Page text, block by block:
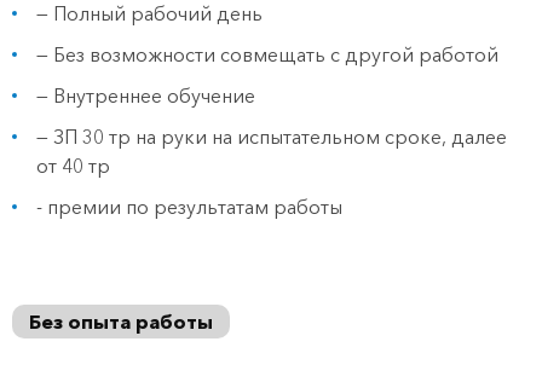
— Полный рабочий день
— Без возможности совмещать с другой работой
— Внутреннее обучение
— ЗП 30 тр на руки на испытательном сроке, далее
от 40 тр
- премии по результатам работы
Без опыта работы